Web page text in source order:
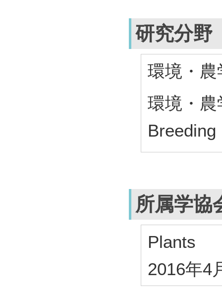
研究分野
環境・
環境・
Breeding
所属学協
Plants
2016年4